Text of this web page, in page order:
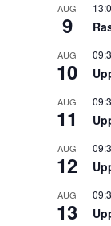
AUG
9
AUG
10
AUG
11
AUG
12
AUG
13